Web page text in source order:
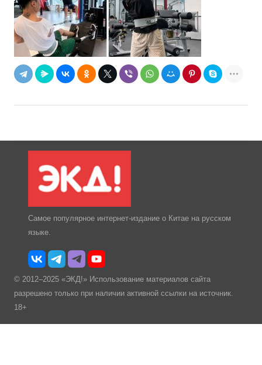
Самое популярное интернет-издание о Китае на русском
языке.
© 2012–2025 «ЭКД!» Использование материалов сайта
разрешено только при наличии активной ссылки на источник.
18+